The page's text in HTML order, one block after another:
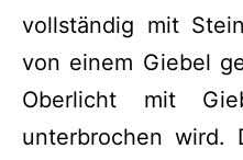
vollständig mit
von einem Giebel
Oberlicht mit
unterbrochen wird.